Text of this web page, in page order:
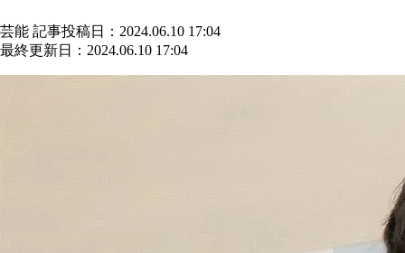
芸能 記事投稿日：2024.06.10 17:04
最終更新日：2024.06.10 17:04